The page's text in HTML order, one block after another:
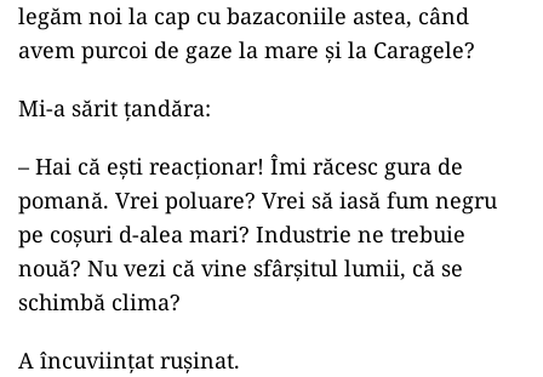
legăm noi la cap cu bazaconiile astea, când
avem purcoi de gaze la mare și la Caragele?
Mi-a sărit țandăra:
– Hai că ești reacționar! Îmi răcesc gura de
pomană. Vrei poluare? Vrei să iasă fum negru
pe coșuri d-alea mari? Industrie ne trebuie
nouă? Nu vezi că vine sfârșitul lumii, că se
schimbă clima?
A încuviințat rușinat.